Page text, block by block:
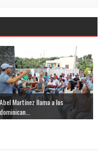
Abel Martínez llama a los
dominican...